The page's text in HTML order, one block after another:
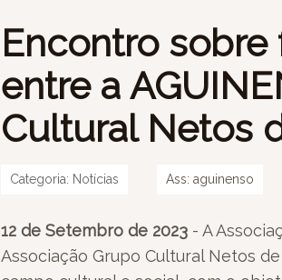
Encontro
entre a
Cultural Netos
Categoria: Notícias Ass: aguinenso
12 de Setembro de 2023- A
Associação Grupo Cultural Netos